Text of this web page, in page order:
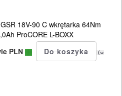
18V-90 C wkrętarka 64Nm
ProCORE L-BOXX
PLN
(w